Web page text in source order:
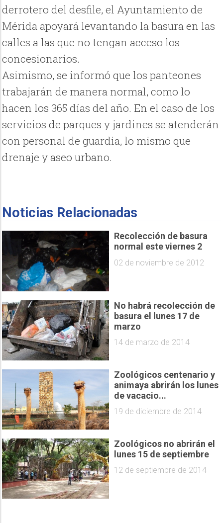
derrotero del desfile, el Ayuntamiento de
Mérida apoyará levantando la basura en las
calles a las que no tengan acceso los
concesionarios.
Asimismo, se informó que los panteones
trabajarán de manera normal, como lo
hacen los 365 días del año. En el caso de los
servicios de parques y jardines se atenderán
con personal de guardia, lo mismo que
drenaje y aseo urbano.
Noticias Relacionadas
Recolección de basura
normal este viernes 2
02 de noviembre de 2012
No habrá recolección de
basura el lunes 17 de
marzo
14 de marzo de 2014
Zoológicos centenario y
animaya abrirán los lunes
de vacacio...
19 de diciembre de 2014
Zoológicos no abrirán el
lunes 15 de septiembre
12 de septiembre de 2014